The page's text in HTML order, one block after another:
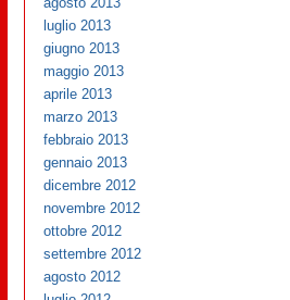
luglio 2013
giugno 2013
maggio 2013
aprile 2013
marzo 2013
febbraio 2013
gennaio 2013
dicembre 2012
novembre 2012
ottobre 2012
settembre 2012
agosto 2012